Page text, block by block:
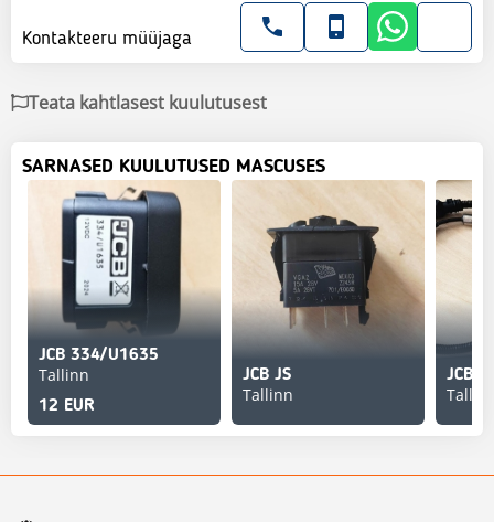
Kontakteeru müüjaga
Teata kahtlasest kuulutusest
SARNASED KUULUTUSED MASCUSES
JCB 334/U1635
Tallinn
12 EUR
JCB JS
Tallinn